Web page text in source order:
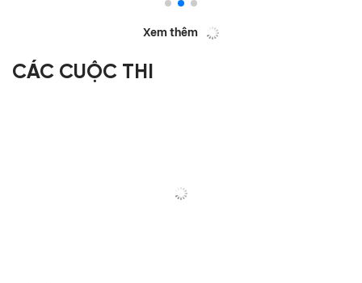
Xem thêm
CÁC CUỘC THI